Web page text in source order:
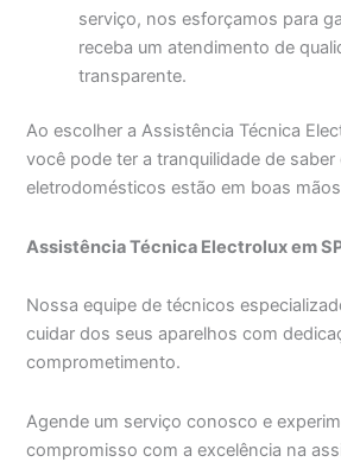
serviço, nos esforçamos para
receba um atendimento de
transparente.
Ao escolher a Assistência Técnica
você pode ter a tranquilidade de saber
eletrodomésticos estão em boas
Assistência Técnica Electrolux em
Nossa equipe de técnicos
cuidar dos seus aparelhos com
comprometimento.
Agende um serviço conosco e
compromisso com a excelência na